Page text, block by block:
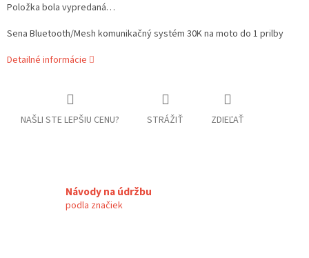
Položka bola vypredaná…
Sena Bluetooth/Mesh komunikačný systém 30K na moto do 1 prilby
Detailné informácie
NAŠLI STE LEPŠIU CENU? STRÁŽIŤ ZDIEĽAŤ
Návody na údržbu
podla značiek